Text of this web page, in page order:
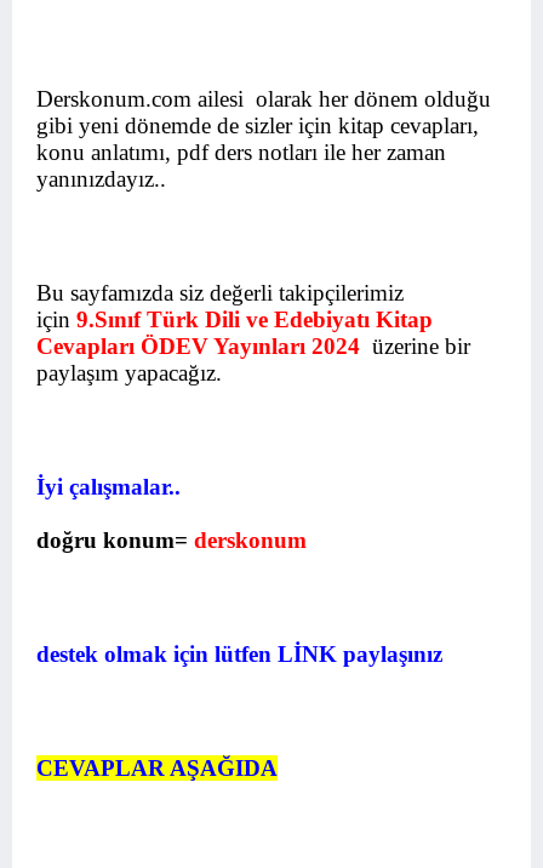
Derskonum.com ailesi olarak her dönem olduğu
gibi yeni dönemde de sizler için kitap cevapları,
konu anlatımı, pdf ders notları ile her zaman
yanınızdayız..
Bu sayfamızda siz değerli takipçilerimiz
için 9.Sınıf Türk Dili ve Edebiyatı Kitap
Cevapları ÖDEV Yayınları 2024 üzerine bir
paylaşım yapacağız.
İyi çalışmalar..
doğru konum= derskonum
destek olmak için lütfen LİNK paylaşınız
CEVAPLAR AŞAĞIDA